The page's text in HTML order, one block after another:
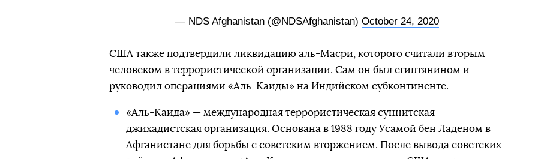
— NDS Afghanistan (@NDSAfghanistan) October 24, 2020
США также подтвердили ликвидацию аль-Масри, которого считали вторым
человеком в террористической организации. Сам он был египтянином и
руководил операциями «Аль-Каиды» на Индийском субконтиненте.
«Аль-Каида» — международная террористическая суннитская
джихадистская организация. Основана в 1988 году Усамой бен Ладеном в
Афганистане для борьбы с советским вторжением. После вывода советских